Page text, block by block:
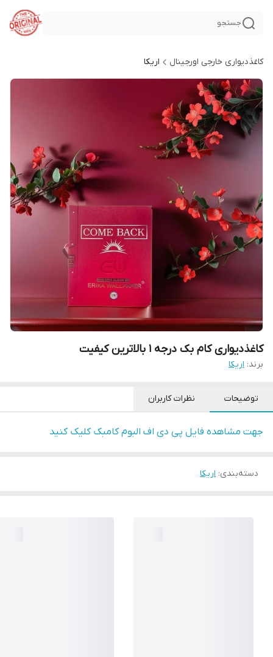
جستجو
کاغذدیواری خارجی اورجینال اریکا
کاغذدیواری کام بک درجه 1 بالاترین کیفیت
برند: اریکا
توضیحات نظرات کاربران
جهت مشاهده فایل پی دی اف البوم کامبک کلیک کنید
دسته‌بندی: اریکا